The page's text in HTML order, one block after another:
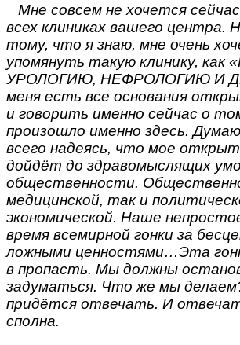
Мне совсем не хочется
всех клиниках вашего центра.
тому, что я знаю, мне очень
упомянуть такую клинику, как
УРОЛОГИЮ, НЕФРОЛОГИЮ И
меня есть все основания
и говорить именно сейчас о
произошло именно здесь.
всего надеясь, что мое
дойдёт до здравомыслящих
общественности.
медицинской, так и
экономической. Наше
время всемирной гонки за
ложными ценностями…Эта
в пропасть. Мы должны
задуматься. Что же мы
придётся отвечать. И
сполна.